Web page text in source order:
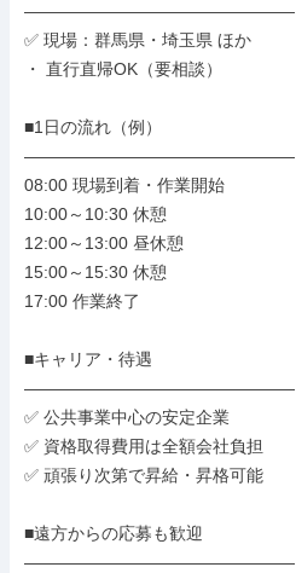
――――――――――――――――
✅ 現場：群馬県・埼玉県 ほか
・ 直行直帰OK（要相談）
■1日の流れ（例）
――――――――――――――――
08:00 現場到着・作業開始
10:00～10:30 休憩
12:00～13:00 昼休憩
15:00～15:30 休憩
17:00 作業終了
■キャリア・待遇
――――――――――――――――
✅ 公共事業中心の安定企業
✅ 資格取得費用は全額会社負担
✅ 頑張り次第で昇給・昇格可能
■遠方からの応募も歓迎
――――――――――――――――